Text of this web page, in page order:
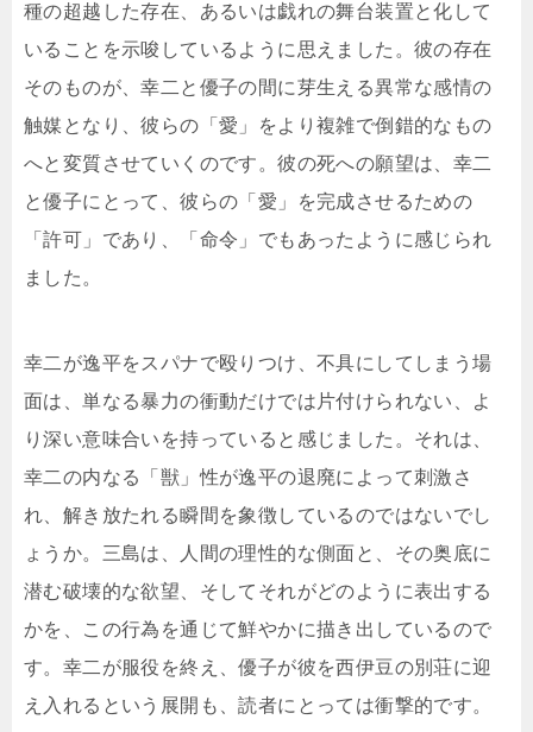
種の超越した存在、あるいは戯れの舞台装置と化して
いることを示唆しているように思えました。彼の存在
そのものが、幸二と優子の間に芽生える異常な感情の
触媒となり、彼らの「愛」をより複雑で倒錯的なもの
へと変質させていくのです。彼の死への願望は、幸二
と優子にとって、彼らの「愛」を完成させるための
「許可」であり、「命令」でもあったように感じられ
ました。
幸二が逸平をスパナで殴りつけ、不具にしてしまう場
面は、単なる暴力の衝動だけでは片付けられない、よ
り深い意味合いを持っていると感じました。それは、
幸二の内なる「獣」性が逸平の退廃によって刺激さ
れ、解き放たれる瞬間を象徴しているのではないでし
ょうか。三島は、人間の理性的な側面と、その奥底に
潜む破壊的な欲望、そしてそれがどのように表出する
かを、この行為を通じて鮮やかに描き出しているので
す。幸二が服役を終え、優子が彼を西伊豆の別荘に迎
え入れるという展開も、読者にとっては衝撃的です。